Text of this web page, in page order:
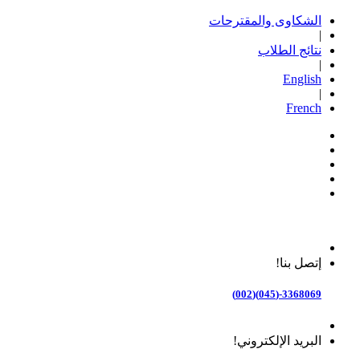
الشكاوى والمقترحات
|
نتائج الطلاب
|
English
|
French
إتصل بنا!
3368069-(045)(002)
البريد الإلكتروني!